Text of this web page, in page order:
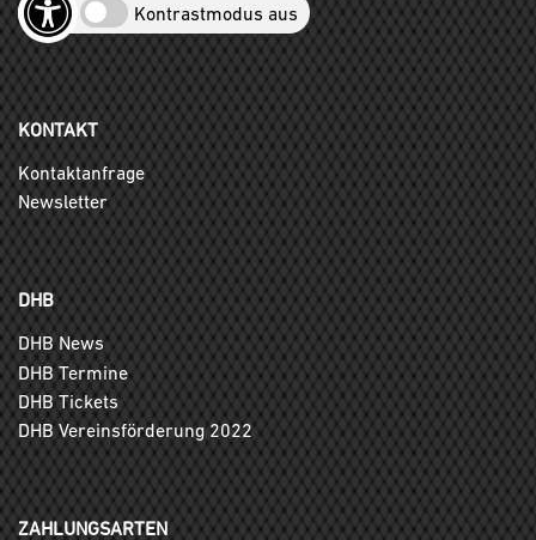
Kontrastmodus aus
KONTAKT
Kontaktanfrage
Newsletter
DHB
DHB News
DHB Termine
DHB Tickets
DHB Vereinsförderung 2022
ZAHLUNGSARTEN